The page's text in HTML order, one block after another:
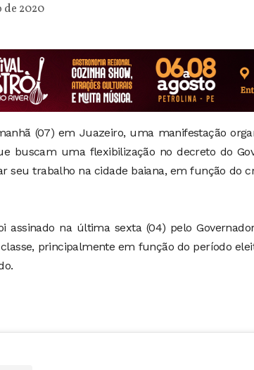
de 2020
(07) em Juazeiro, uma manifestação
buscam uma flexibilização no decreto do
seu trabalho na cidade baiana, em função do
assinado na última sexta (04) pelo
principalmente em função do período